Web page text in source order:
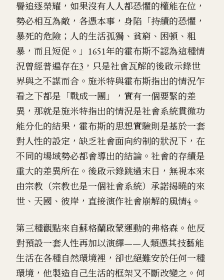
譽追逐榮耀，如果沒有人人都恐懼的權能在位，
勢必相互為敵，各憑本事，身陷「持續的恐懼，
暴死的危險；人的生活孤獨、貧窮、困頓、粗
暴，而且短促。」1651年的霍布斯不認為這種情
況曾經普遍存在3 ，只是社會瓦解的後啟示錄世
界與之不謀而合。施米特與霍布斯指出的情況乍
看之下都是「戰成一團」，實有一個要緊的差
異，那就是施米特指出的情況是社會系統貫徹功
能分化的結果，霍布斯的思想實驗則是基於一套
對人性的設定，缺乏社會面向約制的狀況下，在
不同的場域勢必都會導出的結論。社會的存續是
重大的差異所在。後啟示錄跳過末日，無視本來
由宗教（宗教也是一個社會系統）承諾揭曉的來
世、天國、彼岸，直接演作社會崩解的風情4 。
第三種觀點來自蘇格蘭啟蒙運動的弗格森。他反
對預設一套人性再加以演繹——人類憑其技藝能
生活在各種自然環境裡，卻也絕難安於任何一種
環境，他製造自己生活的框架又不斷改變之。何